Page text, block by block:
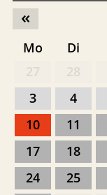
«
Mo Di
3
4
10
11
17
18
24
25